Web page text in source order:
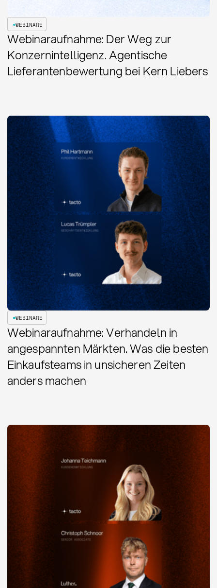
WEBINARE
Webinaraufnahme: Der Weg zur
Konzernintelligenz. Agentische
Lieferantenbewertung bei Kern Liebers
WEBINARE
Webinaraufnahme: Verhandeln in
angespannten Märkten. Was die besten
Einkaufsteams in unsicheren Zeiten
anders machen